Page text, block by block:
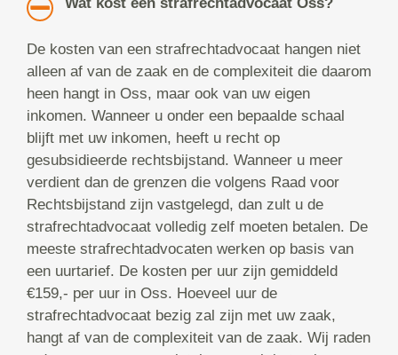
De kosten van een strafrechtadvocaat hangen niet
alleen af van de zaak en de complexiteit die daarom
heen hangt in Oss, maar ook van uw eigen
inkomen. Wanneer u onder een bepaalde schaal
blijft met uw inkomen, heeft u recht op
gesubsidieerde rechtsbijstand. Wanneer u meer
verdient dan de grenzen die volgens Raad voor
Rechtsbijstand zijn vastgelegd, dan zult u de
strafrechtadvocaat volledig zelf moeten betalen. De
meeste strafrechtadvocaten werken op basis van
een uurtarief. De kosten per uur zijn gemiddeld
€159,- per uur in Oss. Hoeveel uur de
strafrechtadvocaat bezig zal zijn met uw zaak,
hangt af van de complexiteit van de zaak. Wij raden